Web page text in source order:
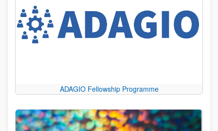
ADAGIO Fellowship Programme